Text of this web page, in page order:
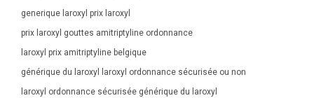
generique laroxyl prix laroxyl
prix laroxyl gouttes amitriptyline ordonnance
laroxyl prix amitriptyline belgique
générique du laroxyl laroxyl ordonnance sécurisée ou non
laroxyl ordonnance sécurisée générique du laroxyl